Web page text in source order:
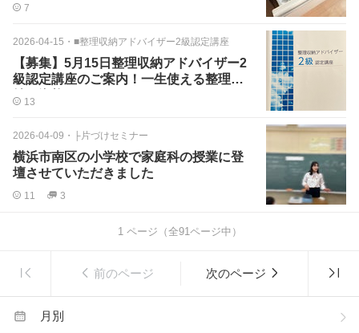
7
2026-04-15 ・ ■整理収納アドバイザー2級認定講座
【募集】5月15日整理収納アドバイザー2
級認定講座のご案内！一生使える整理収
納の資格
13
2026-04-09 ・ ├片づけセミナー
横浜市南区の小学校で家庭科の授業に登
壇させていただきました
11 3
1ページ（全91ページ中）
前のページ 次のページ
月別